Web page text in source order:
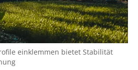
einklemmen bietet Stabilität